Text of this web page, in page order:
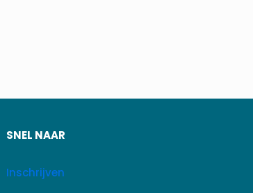
SNEL NAAR
Inschrijven